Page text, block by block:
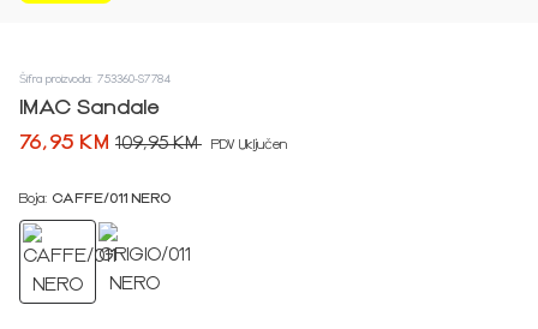
Šifra proizvoda: 753360-S7784
IMAC Sandale
76,95 KM 109,95 KM PDV Uključen
Boja: CAFFE/011 NERO